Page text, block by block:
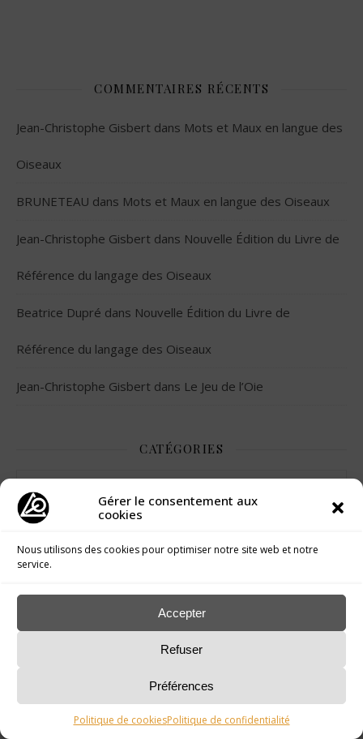
Gérer le consentement aux
cookies
Nous utilisons des cookies pour optimiser notre site web et notre
service.
Accepter
Refuser
Préférences
Politique de cookiesPolitique de confidentialité
COMMENTAIRES RÉCENTS
Jean-Christophe Gisbert dans Mots et Maux en langue des
Oiseaux
BRUNETEAU dans Mots et Maux en langue des Oiseaux
Jean-Christophe Gisbert dans Nouvelle Édition du Livre de
Référence du langage des Oiseaux
Beatrice Dupré dans Nouvelle Édition du Livre de
Référence du langage des Oiseaux
Jean-Christophe Gisbert dans Le Jeu de l’Oie
CATÉGORIES
Catégories